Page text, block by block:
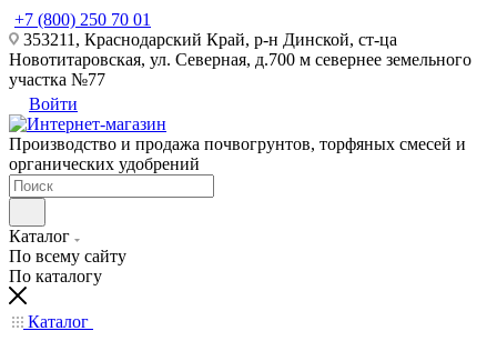
+7 (800) 250 70 01
353211, Краснодарский Край, р-н Динской, ст-ца
Новотитаровская, ул. Северная, д.700 м севернее земельного
участка №77
Войти
Производство и продажа почвогрунтов, торфяных смесей и
органических удобрений
Каталог
По всему сайту
По каталогу
Каталог